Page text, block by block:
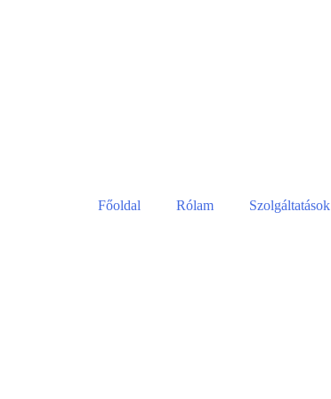
Főoldal Rólam Szolgáltatások